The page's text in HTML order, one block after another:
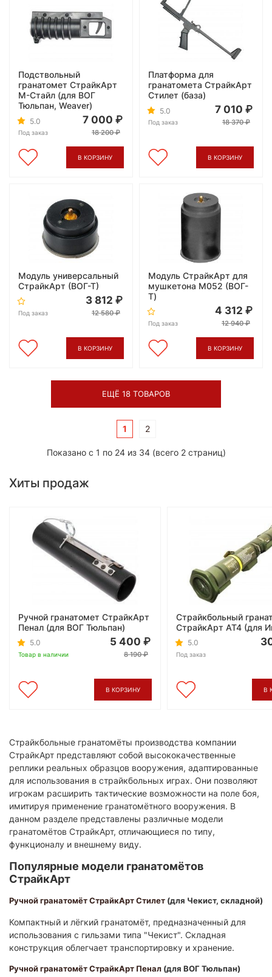
Подствольный
гранатомет СтрайкАрт
M-Стайл (для ВОГ
Тюльпан, Weaver)
5.0
Под заказ
7 000
18 200
В КОРЗИНУ
Платформа для
гранатомета СтрайкАрт
Стилет (база)
5.0
Под заказ
7 010
18 370
В КОРЗИНУ
Модуль универсальный
СтрайкАрт (ВОГ-Т)
Под заказ
3 812
12 580
В КОРЗИНУ
Модуль СтрайкАрт для
мушкетона M052 (ВОГ-
Т)
Под заказ
4 312
12 940
В КОРЗИНУ
ЕЩЁ 18 ТОВАРОВ
1 2
Показано с 1 по 24 из 34 (всего 2 страниц)
Хиты продаж
Ручной гранатомет СтрайкАрт
Пенал (для ВОГ Тюльпан)
5.0
Товар в наличии
5 400
8 190
В КОРЗИНУ
Страйкбольный
СтрайкАрт AT4 (для
5.0
Под заказ
В
Страйкбольные гранатомёты производства компании
СтрайкАрт представляют собой высококачественные
реплики реальных образцов вооружения, адаптированные
для использования в страйкбольных играх. Они позволяют
игрокам расширить тактические возможности на поле боя,
имитируя применение гранатомётного вооружения. В
данном разделе представлены различные модели
гранатомётов СтрайкАрт, отличающиеся по типу,
функционалу и внешнему виду.​
Популярные модели гранатомётов
СтрайкАрт
Ручной гранатомёт СтрайкАрт Стилет (для Чекист, складной)
Компактный и лёгкий гранатомёт, предназначенный для
использования с гильзами типа "Чекист". Складная
конструкция облегчает транспортировку и хранение.
Ручной гранатомёт СтрайкАрт Пенал (для ВОГ Тюльпан)